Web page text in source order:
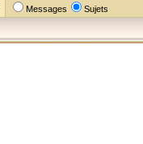
Messages Sujets